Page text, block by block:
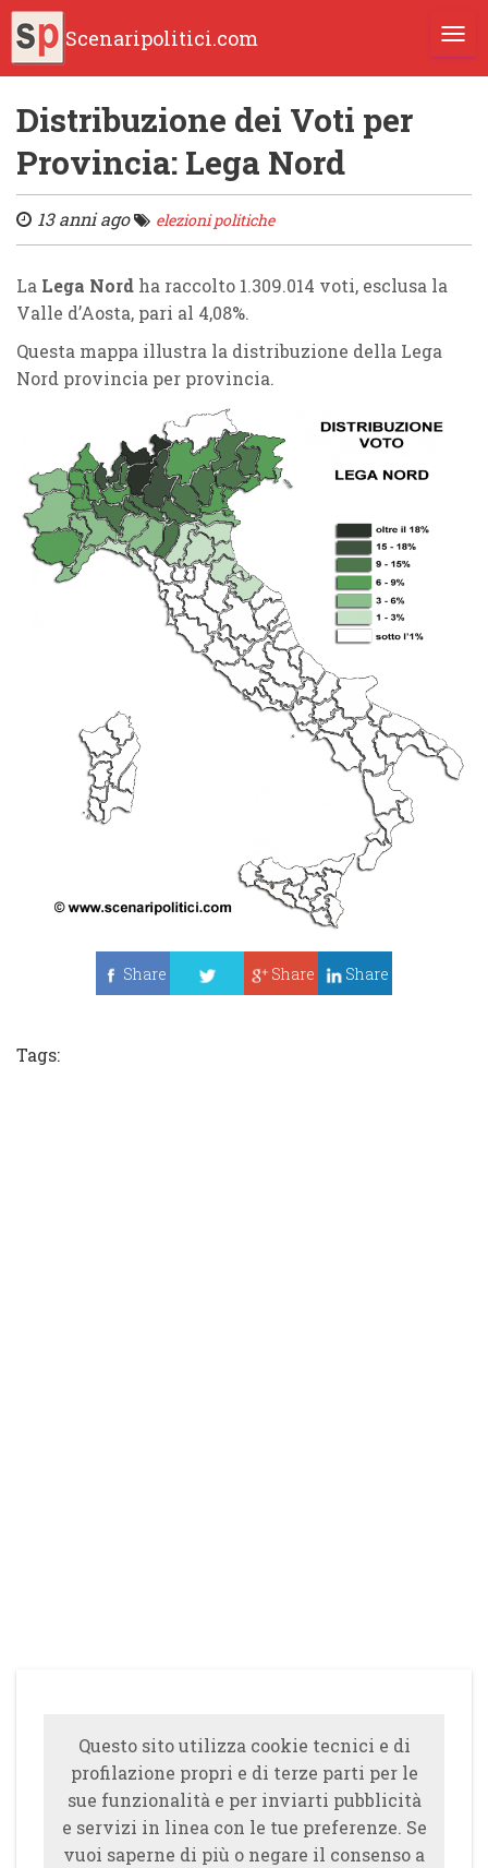
Scenaripolitici.com
Distribuzione dei Voti per
Provincia: Lega Nord
13 anni ago elezioni politiche
La Lega Nord ha raccolto 1.309.014 voti, esclusa la
Valle d’Aosta, pari al 4,08%.
Questa mappa illustra la distribuzione della Lega
Nord provincia per provincia.
Share
Share Share
Tags:
Questo sito utilizza cookie tecnici e di
profilazione propri e di terze parti per le
sue funzionalità e per inviarti pubblicità
e servizi in linea con le tue preferenze. Se
vuoi saperne di più o negare il consenso a